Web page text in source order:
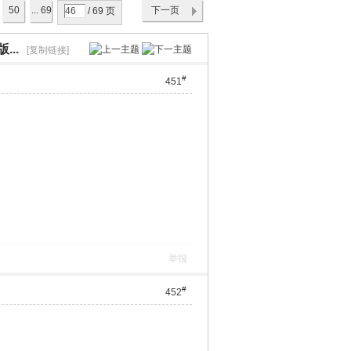
50 ... 69 / 69 页 下一页
... [复制链接]
451#
举报
452#